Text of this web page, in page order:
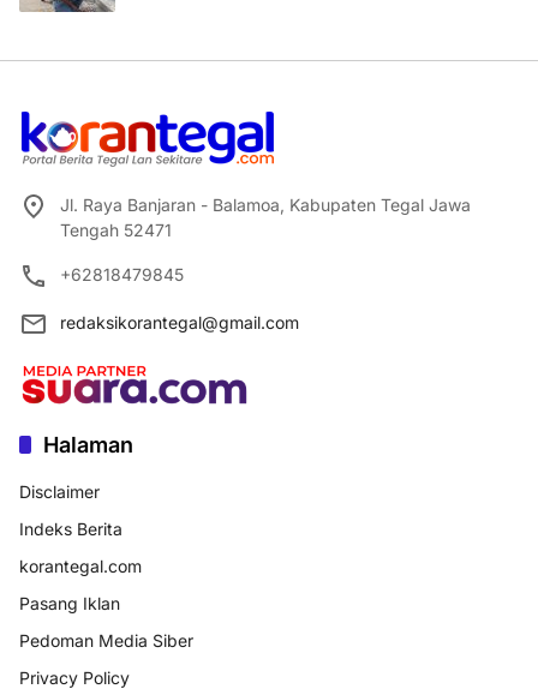
Jl. Raya Banjaran - Balamoa, Kabupaten Tegal Jawa
Tengah 52471
+62818479845
redaksikorantegal@gmail.com
Halaman
Disclaimer
Indeks Berita
korantegal.com
Pasang Iklan
Pedoman Media Siber
Privacy Policy